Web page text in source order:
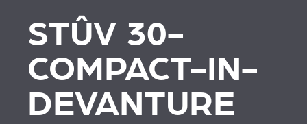
STÛV 30-
COMPACT-IN-
DEVANTURE